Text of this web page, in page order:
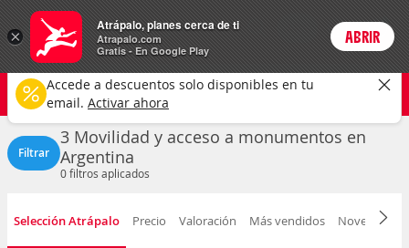
Actividades Precios enPeso
ARSCambiar moneda
Login
Argentina
Movilidad y acceso a monumentos Cualquier fecha
CAMBIAR
Filtrar
3 Movilidad y acceso a monumentos en
Argentina
0filtros aplicados
Selección Atrápalo Precio Valoración Más vendidos Novedad
×
Atrápalo, planes cerca de ti
Atrapalo.com
Gratis - En Google Play
ABRIR
Accede a descuentos solo disponibles en tu
email. Activar ahora